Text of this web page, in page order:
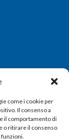
come i cookie per
Il consenso a
il comportamento di
o ritirare il consenso